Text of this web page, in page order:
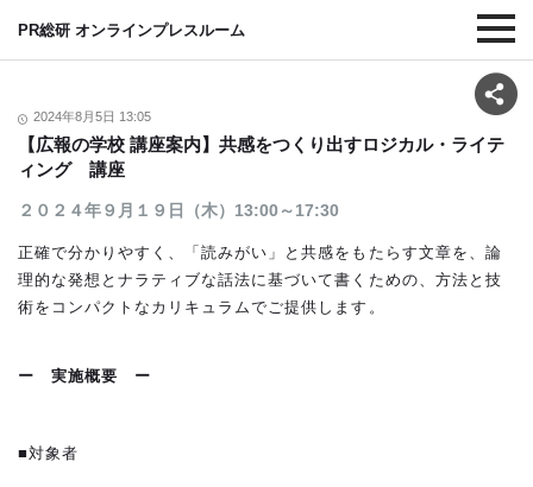
PR総研 オンラインプレスルーム
2024年8月5日 13:05
【広報の学校 講座案内】共感をつくり出すロジカル・ライテ
ィング 講座
２０２４年９月１９日（木）13:00～17:30
正確で分かりやすく、「読みがい」と共感をもたらす文章を、論
理的な発想とナラティブな話法に基づいて書くための、方法と技
術をコンパクトなカリキュラムでご提供します。
ー 実施概要 ー
■対象者